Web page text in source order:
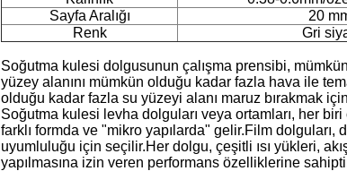
Sayfa Aralığı
20
Renk
Gri
Soğutma kulesi dolgusunun çalışma prensibi,
yüzey alanını mümkün olduğu kadar fazla hava ile
olduğu kadar fazla su yüzeyi alanı maruz bırakmak
Soğutma kulesi levha dolguları veya ortamları, her
farklı formda ve "mikro yapılarda" gelir.Film
uyumluluğu için seçilir.Her dolgu, çeşitli ısı yükleri,
yapılmasına izin veren performans özelliklerine